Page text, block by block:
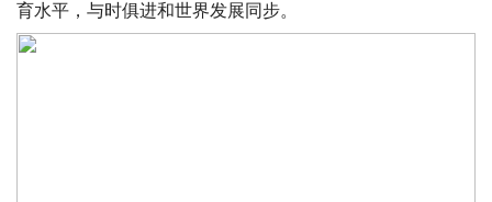
育水平，与时俱进和世界发展同步。